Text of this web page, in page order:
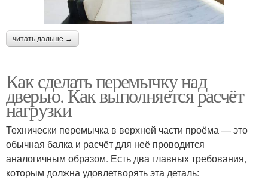
читать дальше →
Как сделать перемычку над
дверью. Как выполняется расчёт
нагрузки
Технически перемычка в верхней части проёма — это
обычная балка и расчёт для неё проводится
аналогичным образом. Есть два главных требования,
которым должна удовлетворять эта деталь: